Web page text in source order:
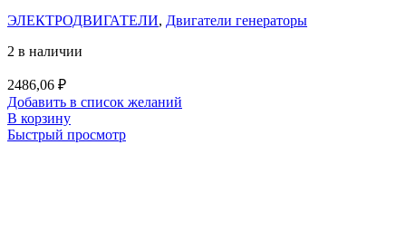
ЭЛЕКТРОДВИГАТЕЛИ, Двигатели генераторы
2 в наличии
2486,06 ₽
Добавить в список желаний
В корзину
Быстрый просмотр